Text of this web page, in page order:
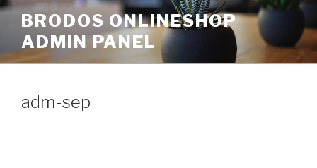
Skip
content
BRODOS ONLINESHOP
ADMIN PANEL
adm-sep